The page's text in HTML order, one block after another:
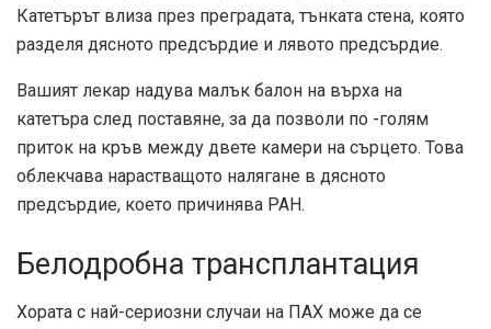
Катетърът влиза през преградата, тънката стена, която
разделя дясното предсърдие и лявото предсърдие.
Вашият лекар надува малък балон на върха на
катетъра след поставяне, за да позволи по -голям
приток на кръв между двете камери на сърцето. Това
облекчава нарастващото налягане в дясното
предсърдие, което причинява PAH.
Белодробна трансплантация
Хората с най-сериозни случаи на ПАХ може да се